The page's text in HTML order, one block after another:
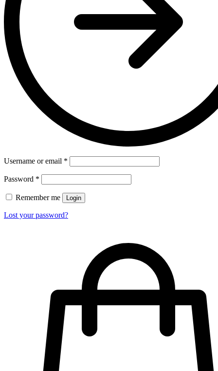
Username or email *
Password *
Remember me Login
Lost your password?